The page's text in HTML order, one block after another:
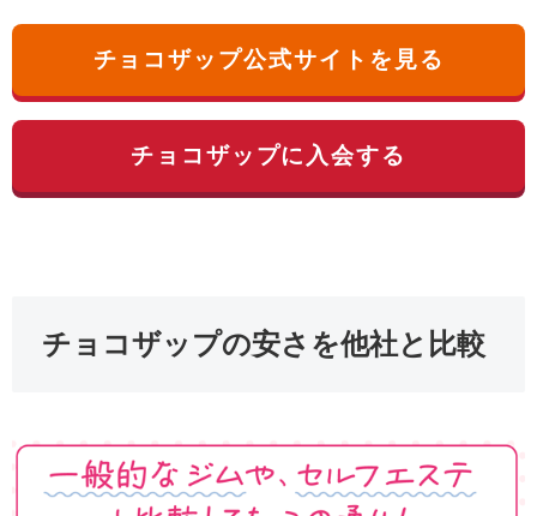
チョコザップ公式サイトを見る
チョコザップに入会する
チョコザップの安さを他社と比較